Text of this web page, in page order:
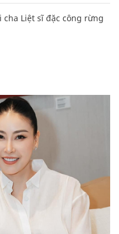
cha Liệt sĩ đặc công rừng